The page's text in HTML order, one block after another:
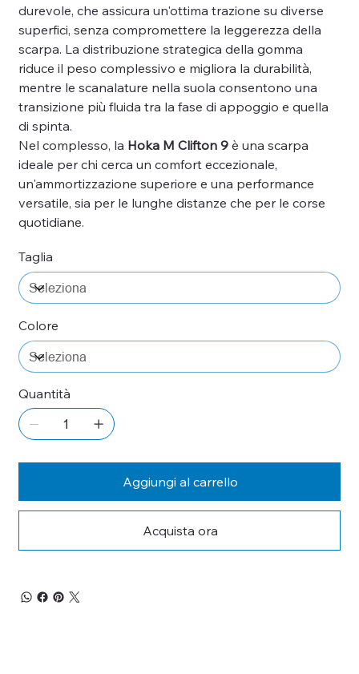
durevole, che assicura un'ottima trazione su diverse
superfici, senza compromettere la leggerezza della
scarpa. La distribuzione strategica della gomma
riduce il peso complessivo e migliora la durabilità,
mentre le scanalature nella suola consentono una
transizione più fluida tra la fase di appoggio e quella
di spinta.
Nel complesso, la Hoka M Clifton 9è una scarpa
ideale per chi cerca un comfort eccezionale,
un'ammortizzazione superiore e una performance
versatile, sia per le lunghe distanze che per le corse
quotidiane.
Taglia
Colore
Quantità
Aggiungi al carrello
Acquista ora